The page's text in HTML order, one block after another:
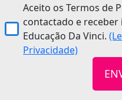
Aceito os Termos de
contactado e
Educação Da Vinci.
Privacidade)